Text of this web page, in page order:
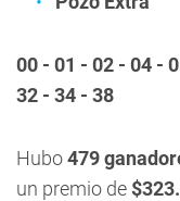
00 - 01 - 02 - 04 -
32 - 34 - 38
Hubo479
un premio de